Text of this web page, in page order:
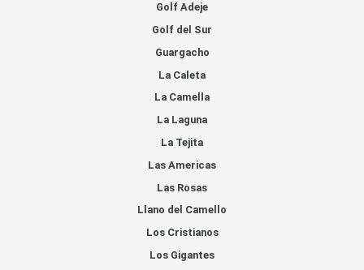
Golf Adeje
Golf del Sur
Guargacho
La Caleta
La Camella
La Laguna
La Tejita
Las Americas
Las Rosas
Llano del Camello
Los Cristianos
Los Gigantes